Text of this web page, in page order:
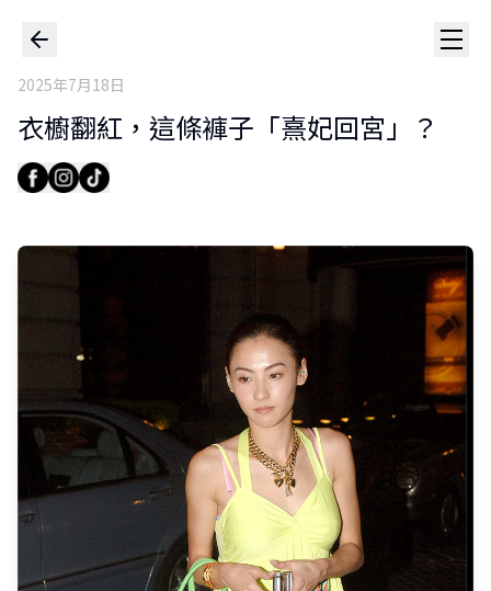
2025年7月18日
衣櫥翻紅，這條褲子「熹妃回宮」？